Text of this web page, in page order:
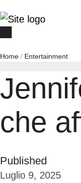
Home / Entertainment
che
Published
Luglio 9, 2025